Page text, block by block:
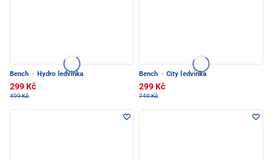
Bench · Hydro ledvinka
299 Kč
499 Kč
Bench · City ledvinka
299 Kč
749 Kč